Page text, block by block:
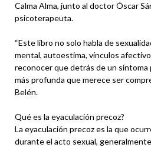
Calma Alma, junto al doctor Óscar
psicoterapeuta.
“Este libro no solo habla de
mental, autoestima, vínculos
reconocer que detrás de un
más profunda que merece ser
Belén.
Qué es la eyaculación precoz?
La eyaculación precoz es la que
durante el acto sexual,